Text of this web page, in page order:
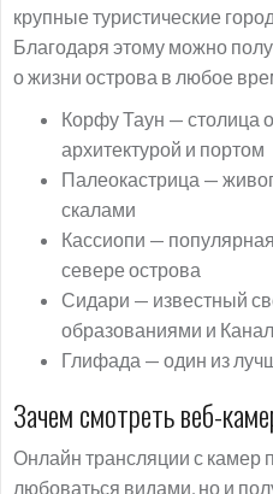
крупные туристические
Благодаря этому можно
о жизни острова в любое
Корфу Таун — столица
архитектурой и портом
Палеокастрица —
скалами
Кассиопи —
севере острова
Сидари — известный
образованиями и
Глифада — один из
Зачем смотреть веб-
Онлайн трансляции с камер
любоваться видами, но и